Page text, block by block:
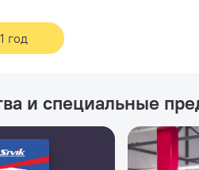
год
и специальные